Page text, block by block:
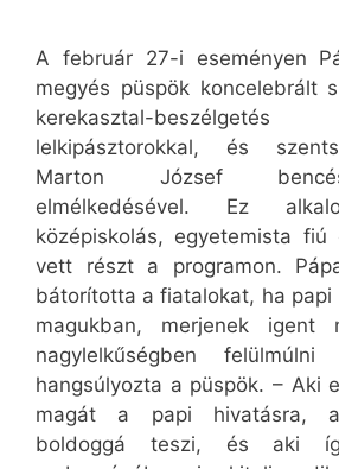
A február 27-i eseményen
megyés püspök koncelebrált
kerekasztal-
lelkipásztorokkal, és
Marton József
elmélkedésével. Ez
középiskolás, egyetemista
vett részt a programon.
bátorította a fiatalokat, ha papi
magukban, merjenek igent
nagylelkűségben
hangsúlyozta a püspök. – Aki
magát a papi hivatásra,
boldoggá teszi, és aki